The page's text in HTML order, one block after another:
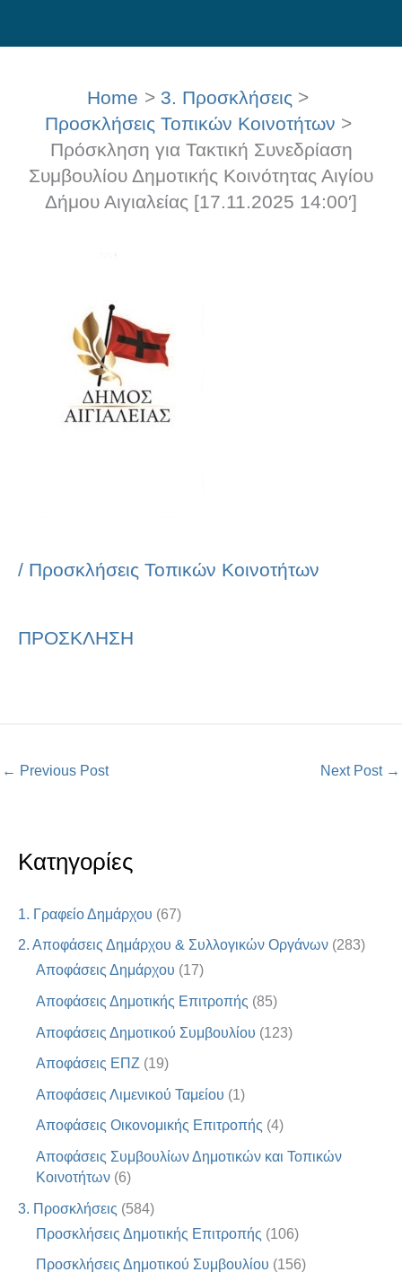
to
Κατηγορίες
1. Γραφείο Δημάρχου (67)
2. Αποφάσεις Δημάρχου & Συλλογικών Οργάνων (283)
Αποφάσεις Δημάρχου (17)
Αποφάσεις Δημοτικής Επιτροπής (85)
Αποφάσεις Δημοτικού Συμβουλίου (123)
Αποφάσεις ΕΠΖ (19)
Αποφάσεις Λιμενικού Ταμείου (1)
Αποφάσεις Οικονομικής Επιτροπής (4)
Αποφάσεις Συμβουλίων Δημοτικών και Τοπικών
Κοινοτήτων (6)
3. Προσκλήσεις (584)
Προσκλήσεις Δημοτικής Επιτροπής (106)
Προσκλήσεις Δημοτικού Συμβουλίου (156)
Home
3. Προσκλήσεις
Προσκλήσεις Τοπικών Κοινοτήτων
Πρόσκληση για Τακτική Συνεδρίαση
Συμβουλίου Δημοτικής Κοινότητας Αιγίου
Δήμου Αιγιαλείας [17.11.2025 14:00′]
/ Προσκλήσεις Τοπικών Κοινοτήτων
ΠΡΟΣΚΛΗΣΗ
← Previous Post Next Post →